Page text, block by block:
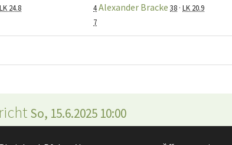
LK 24.8
4Alexander Bracke 38 · LK 20.9
7
So, 15.6.2025 10:00